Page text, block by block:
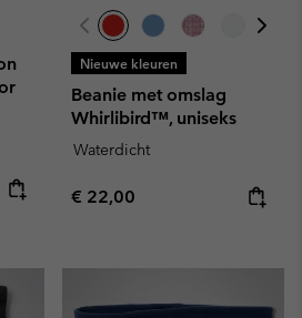
Nieuwe kleuren
Beanie met omslag
Whirlibird™, uniseks
Waterdicht
Regular price:
€ 22,00